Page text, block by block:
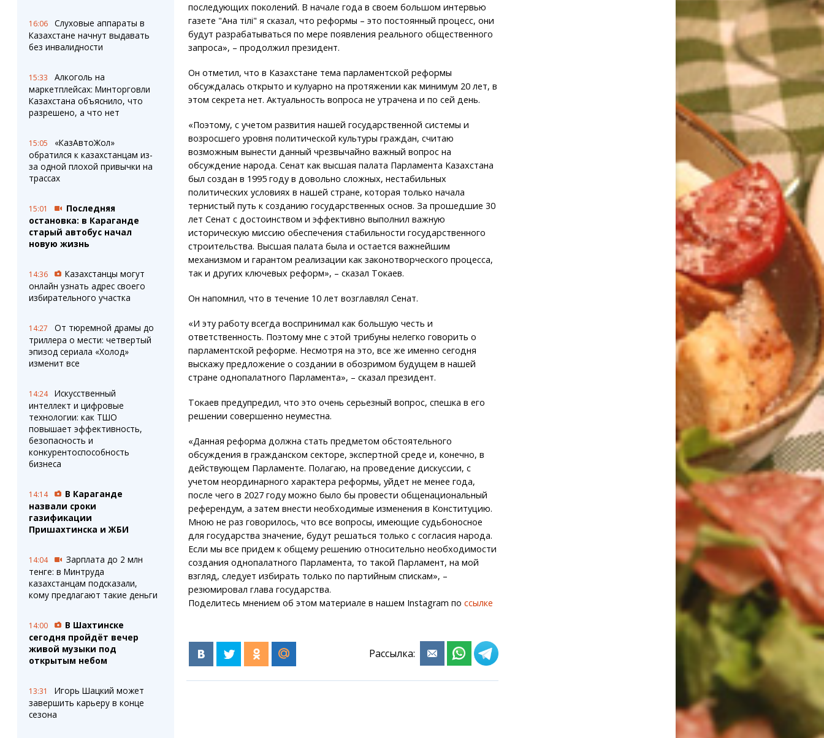
16:06
Слуховые аппараты в
Казахстане начнут выдавать
без инвалидности
15:33
Алкоголь на
маркетплейсах: Минторговли
Казахстана объяснило, что
разрешено, а что нет
15:05
«КазАвтоЖол»
обратился к казахстанцам из-
за одной плохой привычки на
трассах
15:01
Последняя
остановка: в Караганде
старый автобус начал
новую жизнь
14:36
Казахстанцы могут
онлайн узнать адрес своего
избирательного участка
14:27
От тюремной драмы до
триллера о мести: четвертый
эпизод сериала «Холод»
изменит все
14:24
Искусственный
интеллект и цифровые
технологии: как ТШО
повышает эффективность,
безопасность и
конкурентоспособность
бизнеса
14:14
В Караганде
назвали сроки
газификации
Пришахтинска и ЖБИ
14:04
Зарплата до 2 млн
тенге: в Минтруда
казахстанцам подсказали,
кому предлагают такие деньги
14:00
В Шахтинске
сегодня пройдёт вечер
живой музыки под
открытым небом
13:31
Игорь Шацкий может
завершить карьеру в конце
сезона
последующих поколений. В начале года в своем большом интервью
газете "Ана тілі" я сказал, что реформы – это постоянный процесс, они
будут разрабатываться по мере появления реального общественного
запроса», – продолжил президент.
Он отметил, что в Казахстане тема парламентской реформы
обсуждалась открыто и кулуарно на протяжении как минимум 20 лет, в
этом секрета нет. Актуальность вопроса не утрачена и по сей день.
«Поэтому, с учетом развития нашей государственной системы и
возросшего уровня политической культуры граждан, считаю
возможным вынести данный чрезвычайно важный вопрос на
обсуждение народа. Сенат как высшая палата Парламента Казахстана
был создан в 1995 году в довольно сложных, нестабильных
политических условиях в нашей стране, которая только начала
тернистый путь к созданию государственных основ. За прошедшие 30
лет Сенат с достоинством и эффективно выполнил важную
историческую миссию обеспечения стабильности государственного
строительства. Высшая палата была и остается важнейшим
механизмом и гарантом реализации как законотворческого процесса,
так и других ключевых реформ», – сказал Токаев.
Он напомнил, что в течение 10 лет возглавлял Сенат.
«И эту работу всегда воспринимал как большую честь и
ответственность. Поэтому мне с этой трибуны нелегко говорить о
парламентской реформе. Несмотря на это, все же именно сегодня
выскажу предложение о создании в обозримом будущем в нашей
стране однопалатного Парламента», – сказал президент.
Токаев предупредил, что это очень серьезный вопрос, спешка в его
решении совершенно неуместна.
«Данная реформа должна стать предметом обстоятельного
обсуждения в гражданском секторе, экспертной среде и, конечно, в
действующем Парламенте. Полагаю, на проведение дискуссии, с
учетом неординарного характера реформы, уйдет не менее года,
после чего в 2027 году можно было бы провести общенациональный
референдум, а затем внести необходимые изменения в Конституцию.
Мною не раз говорилось, что все вопросы, имеющие судьбоносное
для государства значение, будут решаться только с согласия народа.
Если мы все придем к общему решению относительно необходимости
создания однопалатного Парламента, то такой Парламент, на мой
взгляд, следует избирать только по партийным спискам», –
резюмировал глава государства.
Поделитесь мнением об этом материале в нашем Instagram по ссылке
Рассылка: